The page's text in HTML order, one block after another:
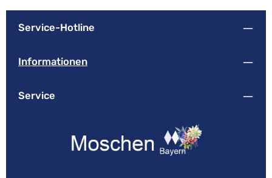
Service-Hotline
Informationen
Service